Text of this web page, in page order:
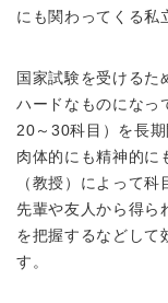
にも関わってくる私
国家試験を受けるた
ハードなものになっ
20～30科目）を長
肉体的にも精神的に
（教授）によって
先輩や友人から得ら
を把握するなどして
す。